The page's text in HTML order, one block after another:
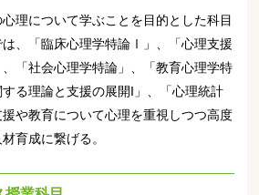
理について学ぶことを目的とした科目
、「臨床心理学特論Ⅰ」、「心理支援
「社会心理学特論」、「教育心理学特
る理論と支援の展開I」、「心理統計
や教育について心理を重視しつつ高度
育成に繋げる。